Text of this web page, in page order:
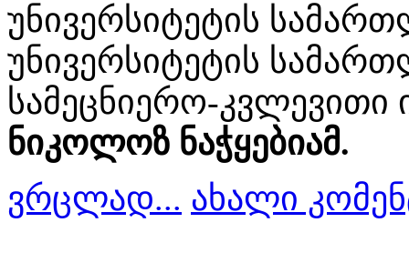
უნივერსიტეტის
უნივერსიტეტის
სამეცნიერო-კვლევითი
ნიკოლოზ ნაჭყებიამ.
ვრცლად... ახალი